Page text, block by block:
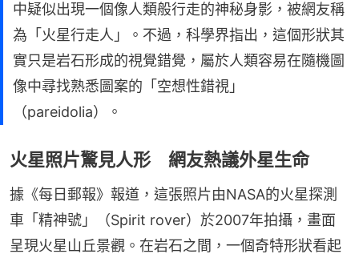
中疑似出現一個像人類般行走的神秘身影，被網友稱
為「火星行走人」。不過，科學界指出，這個形狀其
實只是岩石形成的視覺錯覺，屬於人類容易在隨機圖
像中尋找熟悉圖案的「空想性錯視」
（pareidolia）。
火星照片驚見人形 網友熱議外星生命
據《每日郵報》報道，這張照片由NASA的火星探測
車「精神號」（Spirit rover）於2007年拍攝，畫面
呈現火星山丘景觀。在岩石之間，一個奇特形狀看起